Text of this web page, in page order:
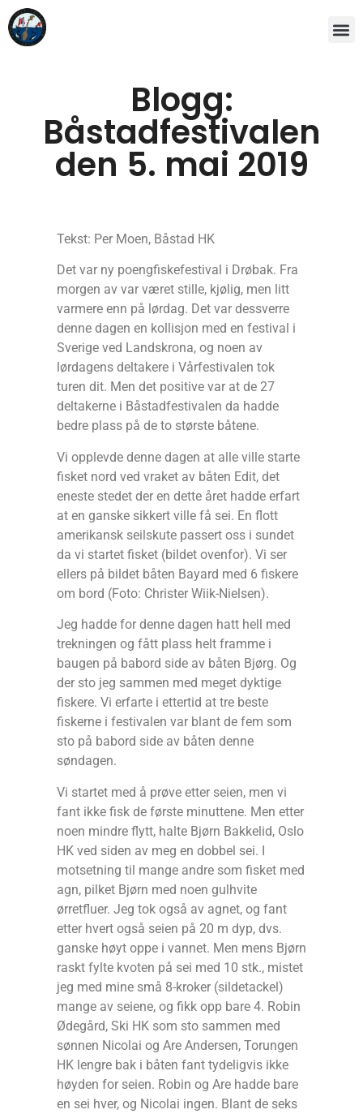
Blogg:
Båstadfestivalen
den 5. mai 2019
Tekst: Per Moen, Båstad HK
Det var ny poengfiskefestival i Drøbak. Fra
morgen av var været stille, kjølig, men litt
varmere enn på lørdag. Det var dessverre
denne dagen en kollisjon med en festival i
Sverige ved Landskrona, og noen av
lørdagens deltakere i Vårfestivalen tok
turen dit. Men det positive var at de 27
deltakerne i Båstadfestivalen da hadde
bedre plass på de to største båtene.
Vi opplevde denne dagen at alle ville starte
fisket nord ved vraket av båten Edit, det
eneste stedet der en dette året hadde erfart
at en ganske sikkert ville få sei. En flott
amerikansk seilskute passert oss i sundet
da vi startet fisket (bildet ovenfor). Vi ser
ellers på bildet båten Bayard med 6 fiskere
om bord (Foto: Christer Wiik-Nielsen).
Jeg hadde for denne dagen hatt hell med
trekningen og fått plass helt framme i
baugen på babord side av båten Bjørg. Og
der sto jeg sammen med meget dyktige
fiskere. Vi erfarte i ettertid at tre beste
fiskerne i festivalen var blant de fem som
sto på babord side av båten denne
søndagen.
Vi startet med å prøve etter seien, men vi
fant ikke fisk de første minuttene. Men etter
noen mindre flytt, halte Bjørn Bakkelid, Oslo
HK ved siden av meg en dobbel sei. I
motsetning til mange andre som fisket med
agn, pilket Bjørn med noen gulhvite
ørretfluer. Jeg tok også av agnet, og fant
etter hvert også seien på 20 m dyp, dvs.
ganske høyt oppe i vannet. Men mens Bjørn
raskt fylte kvoten på sei med 10 stk., mistet
jeg med mine små 8-kroker (sildetackel)
mange av seiene, og fikk opp bare 4. Robin
Ødegård, Ski HK som sto sammen med
sønnen Nicolai og Are Andersen, Torungen
HK lengre bak i båten fant tydeligvis ikke
høyden for seien. Robin og Are hadde bare
en sei hver, og Nicolai ingen. Blant de seks